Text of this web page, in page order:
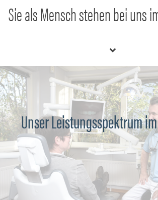
Sie als Mensch stehen bei uns
Unser Leistungsspektrum